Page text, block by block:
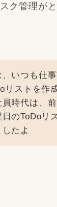
ク管理が
、いつも仕
リストを作
員時代は、
日のToDoリ
たよ